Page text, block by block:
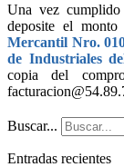
Una vez
deposite el
Mercantil Nro.
de Industriales
copia del
Buscar...
Entradas recientes